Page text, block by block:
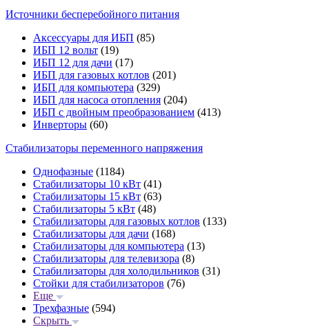
Источники бесперебойного питания
Аксессуары для ИБП (85)
ИБП 12 вольт (19)
ИБП 12 для дачи (17)
ИБП для газовых котлов (201)
ИБП для компьютера (329)
ИБП для насоса отопления (204)
ИБП с двойным преобразованием (413)
Инверторы (60)
Стабилизаторы переменного напряжения
Однофазные (1184)
Стабилизаторы 10 кВт (41)
Стабилизаторы 15 кВт (63)
Стабилизаторы 5 кВт (48)
Стабилизаторы для газовых котлов (133)
Стабилизаторы для дачи (168)
Стабилизаторы для компьютера (13)
Стабилизаторы для телевизора (8)
Стабилизаторы для холодильников (31)
Стойки для стабилизаторов (76)
Еще
Трехфазные (594)
Скрыть